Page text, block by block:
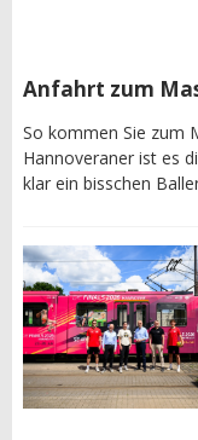
Anfahrt zum
So kommen Sie zum
Hannoveraner ist es
klar ein bisschen